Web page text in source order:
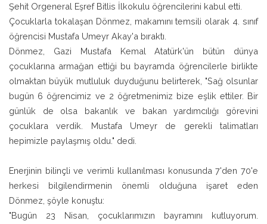
Şehit Orgeneral Eşref Bitlis İlkokulu öğrencilerini kabul etti.
Çocuklarla tokalaşan Dönmez, makamını temsili olarak 4. sınıf
öğrencisi Mustafa Umeyr Akay'a bıraktı.
Dönmez, Gazi Mustafa Kemal Atatürk'ün bütün dünya
çocuklarına armağan ettiği bu bayramda öğrencilerle birlikte
olmaktan büyük mutluluk duyduğunu belirterek, "Sağ olsunlar
bugün 6 öğrencimiz ve 2 öğretmenimiz bize eşlik ettiler. Bir
günlük de olsa bakanlık ve bakan yardımcılığı görevini
çocuklara verdik. Mustafa Umeyr de gerekli talimatları
hepimizle paylaşmış oldu." dedi.
Enerjinin bilinçli ve verimli kullanılması konusunda 7'den 70'e
herkesi bilgilendirmenin önemli olduğuna işaret eden
Dönmez, şöyle konuştu:
"Bugün 23 Nisan, çocuklarımızın bayramını kutluyorum.